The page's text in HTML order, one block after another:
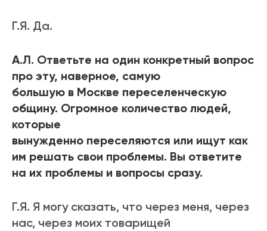
Г.Я. Да.
А.Л. Ответьте на один конкретный вопрос
про эту, наверное, самую
большую в Москве переселенческую
общину. Огромное количество людей,
которые
вынужденно переселяются или ищут как
им решать свои проблемы. Вы ответите
на их проблемы и вопросы сразу.
Г.Я. Я могу сказать, что через меня, через
нас, через моих товарищей